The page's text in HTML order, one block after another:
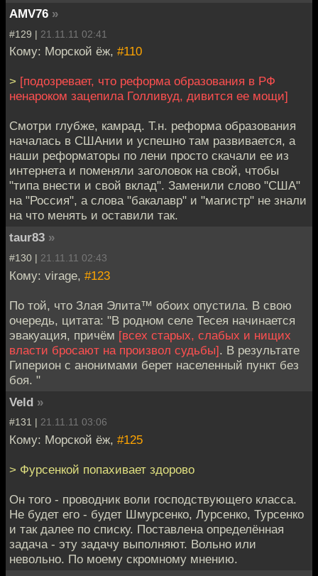
AMV76 »
#129 | 21.11.11 02:41
Кому: Морской ёж, #110
> [подозревает, что реформа образования в РФ
ненароком зацепила Голливуд, дивится ее мощи]
Смотри глубже, камрад. Т.н. реформа образования
началась в СШАнии и успешно там развивается, а
наши реформаторы по лени просто скачали ее из
интернета и поменяли заголовок на свой, чтобы
"типа внести и свой вклад". Заменили слово "США"
на "Россия", а слова "бакалавр" и "магистр" не знали
на что менять и оставили так.
taur83 »
#130 | 21.11.11 02:43
Кому: virage, #123
По той, что Злая Элита™ обоих опустила. В свою
очередь, цитата: "В родном селе Тесея начинается
эвакуация, причём [всех старых, слабых и нищих
власти бросают на произвол судьбы]. В результате
Гиперион с анонимами берет населенный пункт без
боя. "
Veld »
#131 | 21.11.11 03:06
Кому: Морской ёж, #125
> Фурсенкой попахивает здорово
Он того - проводник воли господствующего класса.
Не будет его - будет Шмурсенко, Лурсенко, Турсенко
и так далее по списку. Поставлена определённая
задача - эту задачу выполняют. Вольно или
невольно. По моему скромному мнению.